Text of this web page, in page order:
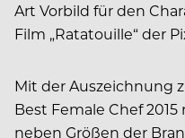
Art Vorbild für den
Film „Ratatouille“ der
Mit der Auszeichnung
Best Female Chef
neben Größen der